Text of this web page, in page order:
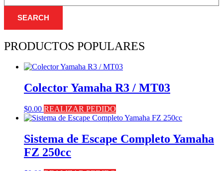
SEARCH
PRODUCTOS POPULARES
Colector Yamaha R3 / MT03
$0.00 REALIZAR PEDIDO
Sistema de Escape Completo Yamaha
FZ 250cc